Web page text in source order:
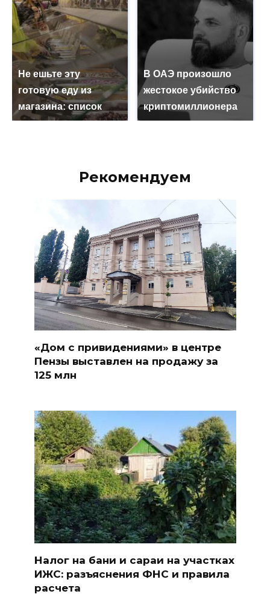
Не ешьте эту
готовую еду из
магазина: список
В ОАЭ произошло
жестокое убийство
криптомиллионера
Рекомендуем
«Дом с привидениями» в центре
Пензы выставлен на продажу за
125 млн
Налог на бани и сараи на участках
ИЖС: разъяснения ФНС и правила
расчета